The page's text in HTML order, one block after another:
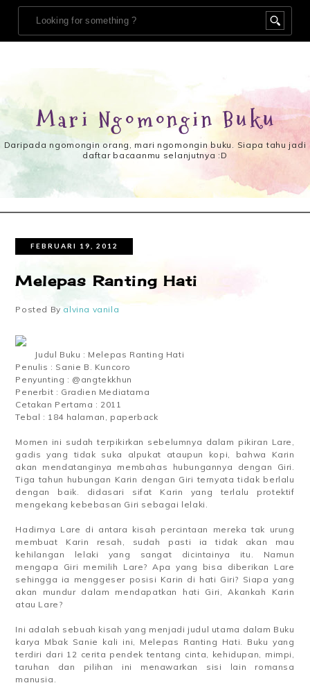
Mari Ngomongin Buku
Daripada ngomongin orang, mari ngomongin buku. Siapa tahu jadi
daftar bacaanmu selanjutnya :D
FEBRUARI 19, 2012
Melepas Ranting Hati
Posted By alvina vanila
Judul Buku : Melepas Ranting Hati
Penulis : Sanie B. Kuncoro
Penyunting : @angtekkhun
Penerbit : Gradien Mediatama
Cetakan Pertama : 2011
Tebal : 184 halaman, paperback
Momen ini sudah terpikirkan sebelumnya dalam pikiran Lare,
gadis yang tidak suka alpukat ataupun kopi, bahwa Karin
akan mendatanginya membahas hubungannya dengan Giri.
Tiga tahun hubungan Karin dengan Giri ternyata tidak berlalu
dengan baik. didasari sifat Karin yang terlalu protektif
mengekang kebebasan Giri sebagai lelaki.
Hadirnya Lare di antara kisah percintaan mereka tak urung
membuat Karin resah, sudah pasti ia tidak akan mau
kehilangan lelaki yang sangat dicintainya itu. Namun
mengapa Giri memilih Lare? Apa yang bisa diberikan Lare
sehingga ia menggeser posisi Karin di hati Giri? Siapa yang
akan mundur dalam mendapatkan hati Giri, Akankah Karin
atau Lare?
Ini adalah sebuah kisah yang menjadi judul utama dalam Buku
karya Mbak Sanie kali ini, Melepas Ranting Hati. Buku yang
terdiri dari 12 cerita pendek tentang cinta, kehidupan, mimpi,
taruhan dan pilihan ini menawarkan sisi lain romansa
manusia.